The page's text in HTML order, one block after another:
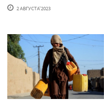
2 АВГУСТА'2023